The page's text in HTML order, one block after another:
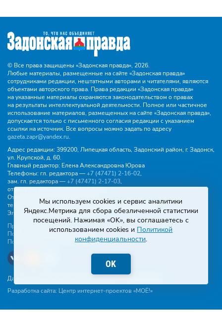
© Все права защищены «Задонская правда», 2026.
Любые материалы, размещенные на сайте «Задонская правда»
сотрудниками редакции, нештатными авторами и читателями, являются
объектами авторского права. Права редакции «Задонская правда»
на указанные материалы охраняются законодательством о правах
на результаты интеллектуальной деятельности. Полное или частичное
использование материалов, размещенных на сайте «Задонская правда»,
допускается только с письменного согласия редакции с указанием
ссылки на источник. Все вопросы можно задать по адресу
gazeta.zapr@yandex.ru.
Адрес редакции: 399200, Липецкая область, Задонский район, г. Задонск,
ул. Крупской, д. 60.
Главный редактор: Елена Александровна Юрова
Телефоны: гл. редактора —+7 (47471) 2‑16‑02,
зам. гл. редактора —+7 (47471) 2‑17‑03,
отдела писем —+7 (47471) 2‑11‑95.
Отдел рекламы и объявлений:
тел.
+7 (47471) 2‑43‑88, эл. почта -buh.gzp@yandex.ru
Эл. почта:gazeta.zapr@yandex.ru
Правила общения
Политика конфиденциальности
Пользовательское соглашение
Данные погоды предоставляются сервисом
Разработка сайта: Центр интернет-проектов «МОЁ!»
Мы используем cookies и сервис аналитики
Яндекс.Метрика для сбора обезличенной статистики
посещений. Нажимая «OK», вы соглашаетесь с
использованием cookies и Политикой
конфиденциальности.
OK